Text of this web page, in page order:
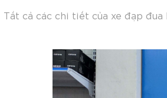
Tất cả các chi tiết của xe đạp